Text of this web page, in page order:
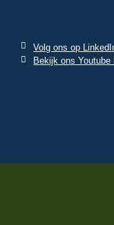
Volg ons op
Bekijk ons Youtube